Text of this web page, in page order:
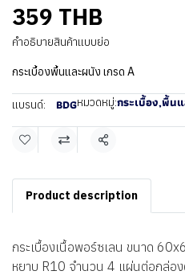
359 THB
คำอธิบายสินค้าแบบย่อ
กระเบื้องพื้นและผนัง เกรด A
แบรนด์: BDGหมวดหมู่:กระเบื้อง,พื้น
แชร์
Product description
กระเบื้องเนื้อพอร์ซเลน ขนาด
หยาบ R10 จำนวน 4 แผ่นต่อกล่อง